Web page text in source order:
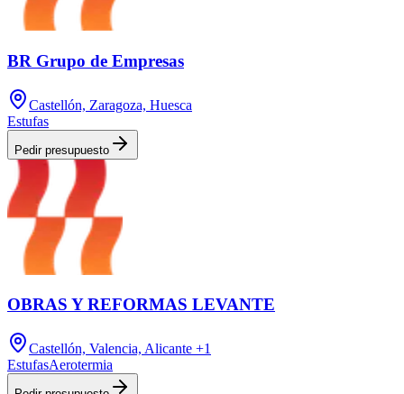
BR Grupo de Empresas
Castellón, Zaragoza, Huesca
Estufas
Pedir presupuesto
OBRAS Y REFORMAS LEVANTE
Castellón, Valencia, Alicante +1
EstufasAerotermia